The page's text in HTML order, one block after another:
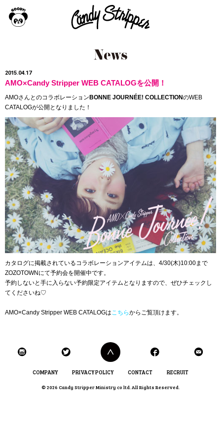
2015.04.17
AMO×Candy Stripper WEB CATALOGを公開！
AMOさんとのコラボレーションBONNE JOURNÉE! COLLECTIONのWEB
CATALOGが公開となりました！
カタログに掲載されているコラボレーションアイテムは、4/30(木)10:00まで
ZOZOTOWNにて予約会を開催中です。
予約しないと手に入らない予約限定アイテムとなりますので、ぜひチェックし
てくださいね♡
AMO×Candy Stripper WEB CATALOGは こちらからご覧頂けます。
COMPANY PRIVACY POLICY CONTACT RECRUIT
© 2026 Candy Stripper Ministry co ltd. All Rights Reserved.